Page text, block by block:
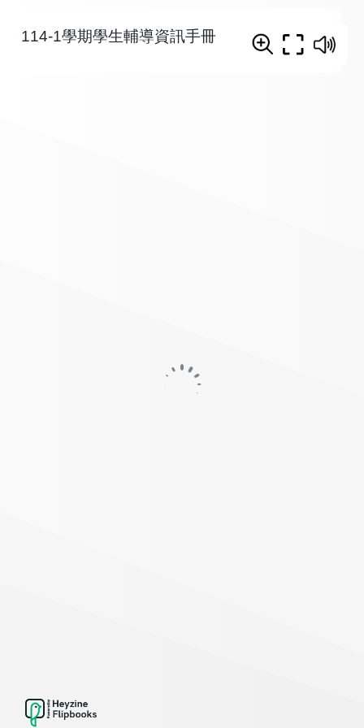
114-1學期學生輔導資訊手冊